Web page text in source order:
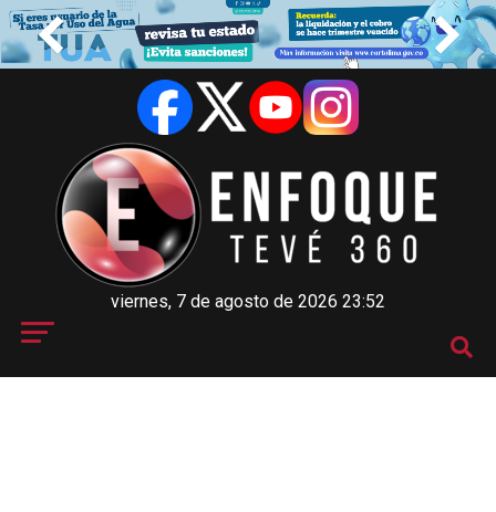
viernes, 7 de agosto de 2026 23:52